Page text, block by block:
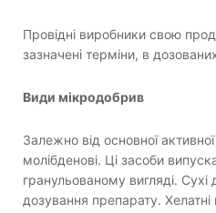
Провідні виробники свою
зазначені терміни, в
Види мікродобрив
Залежно від основної
молібденові. Ці засоби
гранульованому вигляді.
дозування препарату.